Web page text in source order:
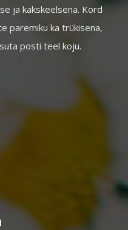
ja kakskeelsena. Kord
paremiku ka trükisena,
posti teel koju.